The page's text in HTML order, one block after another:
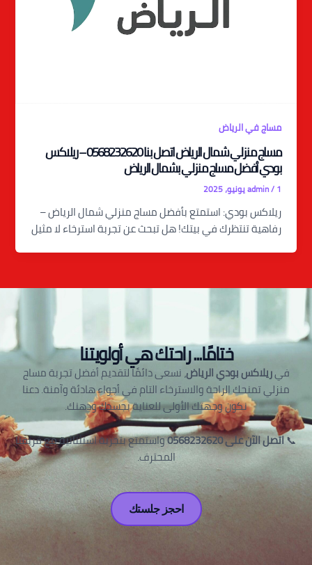
مساج في الرياض
مساج منزلي شمال الرياض اتصل بنا 0568232620 – ريلاكس
بودي أفضل مساج منزلي بشمال الرياض
admin/1 يونيو، 2025
ريلاكس بودي: استمتع بأفضل مساج منزلي شمال الرياض –
رفاهية تنتظرك في بيتك! هل تبحث عن تجربة استرخاء لا مثيل
ختامًا... راحتك هي أولويتنا
فيريلاكس بودي الرياض، نسعى دائمًا لتقديم أفضل تجربة مساج
منزلي تمنحك الراحة والاسترخاء التام في أجواء هادئة وآمنة. دعنا
نكون وجهتك الأولى للعناية بجسدك وذهنك.
📞اتصل الآن على 0568232620
واستمتع بتجربة استثنائية مع فريقنا
المحترف.
احجز جلستك